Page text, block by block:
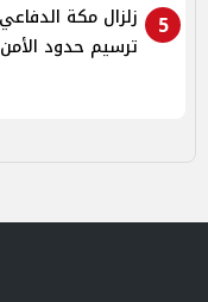
5
زلزال مكة
ترسيم حدود